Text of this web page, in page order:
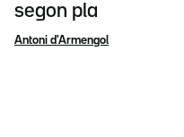
segon pla
Antoni d'Armengol